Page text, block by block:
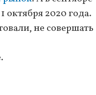
октября 2020 года.
не совершать